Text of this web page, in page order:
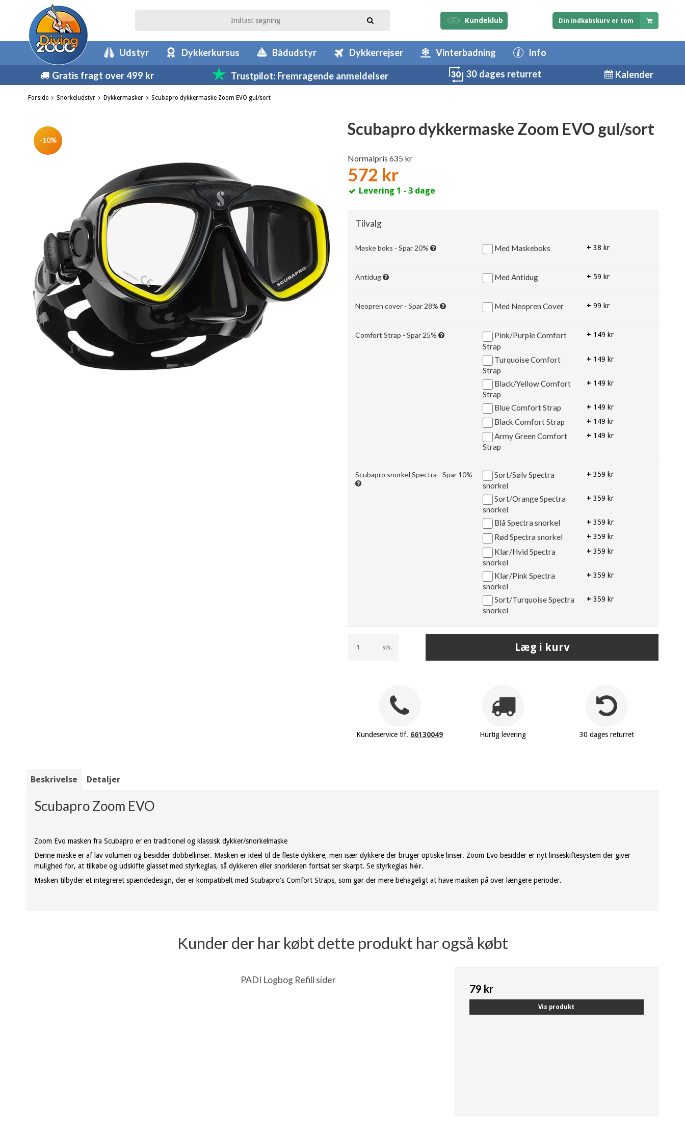
Kundeklub Din indkøbskurv er tom
Udstyr Dykkerkursus Bådudstyr Dykkerrejser Vinterbadning Info
Gratis fragt over 499 kr Trustpilot: Fremragende anmeldelser 30 dages returret Kalender
Forside Snorkeludstyr Dykkermasker Scubapro dykkermaske Zoom EVO gul/sort
-10%
Scubapro dykkermaske Zoom EVO gul/sort
Normalpris 635 kr
572 kr
Levering 1 - 3 dage
Tilvalg
Maske boks - Spar 20% Med Maskeboks + 38 kr
Antidug Med Antidug + 59 kr
Neopren cover - Spar 28% Med Neopren Cover + 99 kr
Comfort Strap - Spar 25%
Strap
+ 149 kr
Strap
+ 149 kr
Strap
+ 149 kr
Blue Comfort Strap + 149 kr
Black Comfort Strap + 149 kr
Strap
+ 149 kr
Scubapro snorkel Spectra - Spar 10%
snorkel
+ 359 kr
snorkel
+ 359 kr
Blå Spectra snorkel + 359 kr
Rød Spectra snorkel + 359 kr
snorkel
+ 359 kr
snorkel
+ 359 kr
snorkel
+ 359 kr
stk. Læg i kurv
Kundeservice tlf. 66130049 Hurtig levering 30 dages returret
Beskrivelse Detaljer
Scubapro Zoom EVO
Zoom Evo masken fra Scubapro er en traditionel og klassisk dykker/snorkelmaske
Denne maske er af lav volumen og besidder dobbellinser. Masken er ideel til de fleste dykkere, men især dykkere der bruger optiske linser. Zoom Evo besidder er nyt linseskiftesystem der giver
mulighed for, at tilkøbe og udskifte glasset med styrkeglas, så dykkeren eller snorkleren fortsat ser skarpt. Se styrkeglas hér.
Masken tilbyder et integreret spændedesign, der er kompatibelt med Scubapro's Comfort Straps, som gør der mere behageligt at have masken på over længere perioder.
Kunder der har købt dette produkt har også købt
PADI Logbog Refill sider
79 kr
Vis produkt